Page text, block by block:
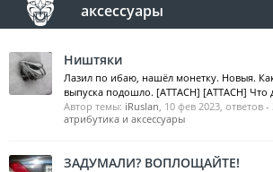
аксессуары
Ништяки
Лазил по ибаю, нашёл монетку. Новыя.
выпуска подошло. [ATTACH] [ATTACH]
Автор темы: iRuslan, 10 фев 2023, ответов -
атрибутика и аксессуары
ЗАДУМАЛИ? ВОПЛОЩАЙТЕ!